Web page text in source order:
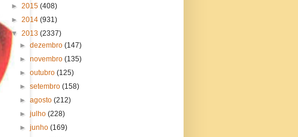
► 2015 (408)
► 2014 (931)
▼ 2013 (2337)
►dezembro(147)
►novembro(135)
►outubro(125)
►setembro(158)
►agosto(212)
►julho(228)
►junho(169)